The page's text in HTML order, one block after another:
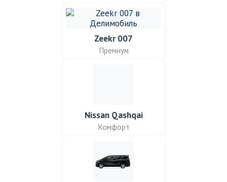
Zeekr 007
Премиум
Nissan Qashqai
Комфорт